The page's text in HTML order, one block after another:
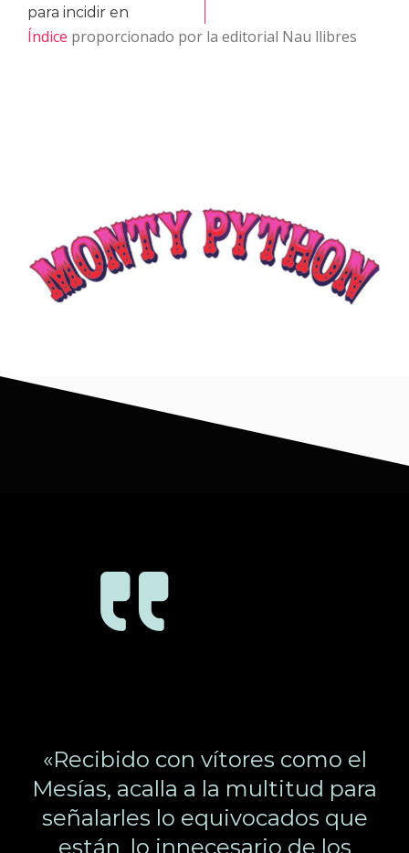
para incidir en
Índice proporcionado por la editorial Nau llibres
«Recibido con vítores como el
Mesías, acalla a la multitud para
señalarles lo equivocados que
están, lo innecesario de los